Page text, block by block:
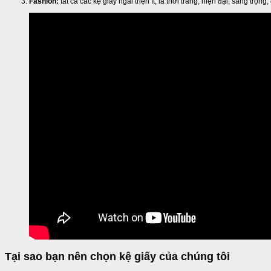
Tại sao bạn nên chọn kệ giấy của chúng tôi